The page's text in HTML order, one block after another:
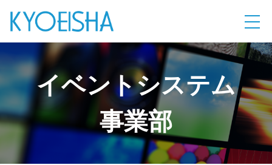
イベントシステム
事業部